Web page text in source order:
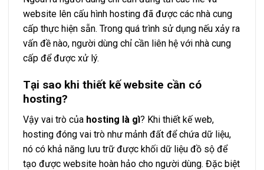
website lên cấu hình hosting đã được các nhà cung
cấp thực hiện sẵn. Trong quá trình sử dụng nếu xảy ra
vấn đề nào, người dùng chỉ cần liên hệ với nhà cung
cấp để được xử lý.
Tại sao khi thiết kế website cần có
hosting?
Vậy vai trò của hosting là gì? Khi thiết kế web,
hosting đóng vai trò như mảnh đất để chứa dữ liệu,
nó có khả năng lưu trữ được khối dữ liệu đồ sộ để
tạo được website hoàn hảo cho người dùng. Đặc biệt